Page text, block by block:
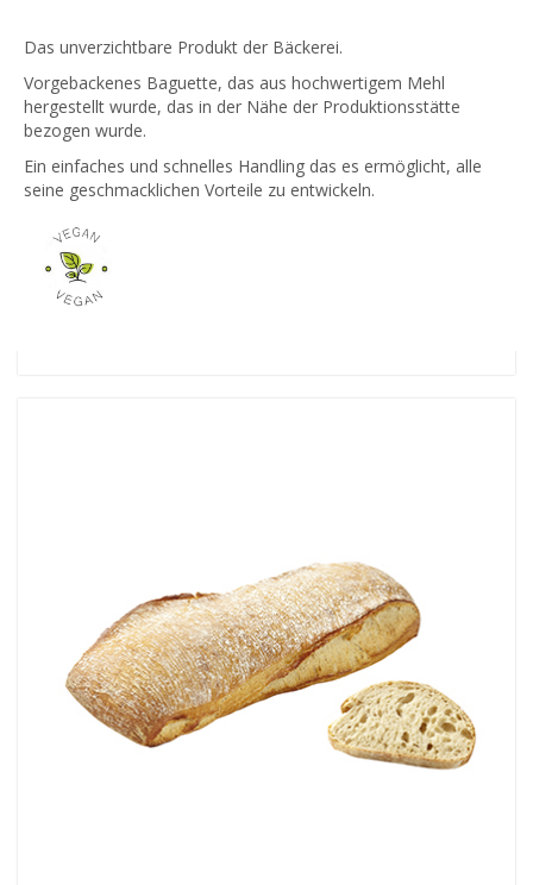
Das unverzichtbare Produkt der Bäckerei.
Vorgebackenes Baguette, das aus hochwertigem Mehl
hergestellt wurde, das in der Nähe der Produktionsstätte
bezogen wurde.
Ein einfaches und schnelles Handling das es ermöglicht, alle
seine geschmacklichen Vorteile zu entwickeln.